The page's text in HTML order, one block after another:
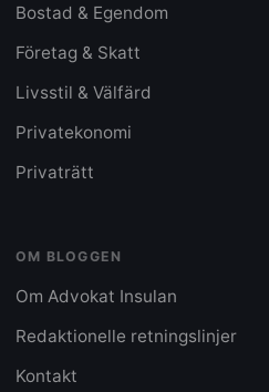
Bostad & Egendom
Företag & Skatt
Livsstil & Välfärd
Privatekonomi
Privaträtt
OM BLOGGEN
Om Advokat Insulan
Redaktionelle retningslinjer
Kontakt